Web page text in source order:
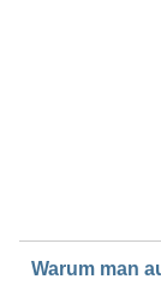
Warum man